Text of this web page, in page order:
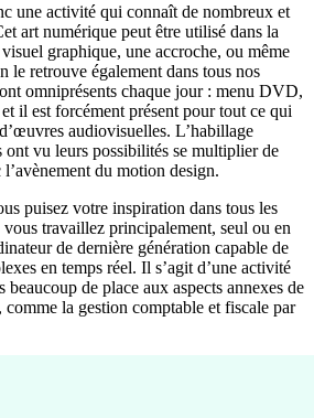
une activité qui connaît de nombreux et
art numérique peut être utilisé dans la
graphique, une accroche, ou même
le retrouve également dans tous nos
omniprésents chaque jour : menu DVD,
il est forcément présent pour tout ce qui
audiovisuelles. L’habillage
ont vu leurs possibilités se multiplier de
du motion design.
puisez votre inspiration dans tous les
travaillez principalement, seul ou en
de dernière génération capable de
en temps réel. Il s’agit d’une activité
beaucoup de place aux aspects annexes de
la gestion comptable et fiscale par